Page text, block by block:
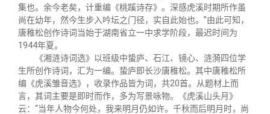
集也。余今老矣，计重编《桃蹊诗存》。深感虎溪时期所作虽
尚在幼年，然今生步入吟坛之门径，实自此始也。”由此可知，
唐稚松创作诗词当始于湖南省立一中求学阶段，最迟时间为
1944年夏。
《湘涟诗词选》以班级中蛰庐、石江、镜心、涟漪四位学
生所创作诗词，汇为一编。蛰庐即长沙唐稚松。其中唐稚松所
编《虎溪雏音选》，收录作品皆为词，共20首。从题材上而
言，其词主要是即时而作，多为写景咏物。《虎溪山头月》
云：“当年人物今何处，我来明月仍如许。千秋而后明月时，尚